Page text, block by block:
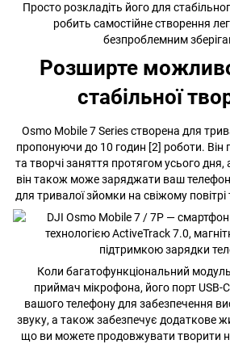
Просто розкладіть його для
робить самостійне створення
безпроблемним
Розширте
стабільної
Osmo Mobile 7 Series створена для
пропонуючи до 10 годин [2] роботи. Він
та творчі заняття протягом усього дня,
він також може заряджати ваш телефон
для тривалої зйомки на свіжому
Коли багатофункціональний
приймач мікрофона, його порт USB-
вашого телефону для забезпечення
звуку, а також забезпечує додаткове
що ви можете продовжувати творити